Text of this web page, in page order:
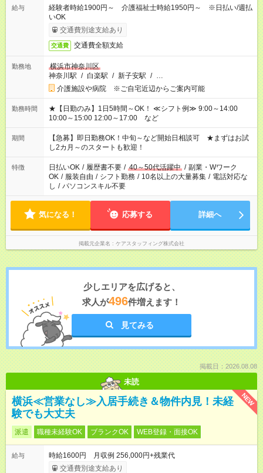
給与
経験者時給1900円～ 介護福祉士時給1950円～ ※日払い/週払
いOK
交通費別途支給あり
交通費 交通費全額支給
勤務地
横浜市神奈川区
神奈川駅 / 白楽駅 / 新子安駅 / …
介護施設や病院 ※ご自宅近辺からご案内可能
勤務時間
★【日勤のみ】1日5時間～OK！ ≪シフト例≫ 9:00～14:00
10:00～15:00 12:00～17:00 など
期間
【急募】即日勤務OK！中旬～など開始日相談可 ★まずはお試
し2カ月～のスタートも歓迎！
特徴 日払いOK / 履歴書不要 / 40～50代活躍中 / 副業・Wワーク
OK / 服装自由 / シフト勤務 / 10名以上の大量募集 / 電話対応な
し / パソコンスキル不要
気になる！ 応募する 詳細へ
掲載元企業名 ケアスタッフィング株式会社
少しエリアを広げると、
求人が496件増えます！
見てみる
掲載日：2026.08.08
未読
NEW
横浜≪営業なし≫入居手続き＆物件内見！未経
験でも大丈夫
派遣 職種未経験OK ブランクOK WEB登録・面接OK
給与
時給1600円 月収例 256,000円+残業代
交通費別途支給あり